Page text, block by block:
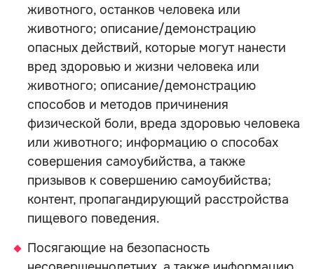
животного, останков человека или
животного; описание/демонстрацию
опасных действий, которые могут нанести
вред здоровью и жизни человека или
животного; описание/демонстрацию
способов и методов причинения
физической боли, вреда здоровью человека
или животного; информацию о способах
совершения самоубийства, а также
призывов к совершению самоубийства;
контент, пропагандирующий расстройства
пищевого поведения.
Посягающие на безопасность